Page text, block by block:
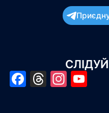
Facebook
Threads